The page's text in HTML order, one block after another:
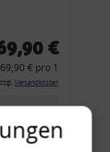
€
69,90 € pro 1
Versandkosten